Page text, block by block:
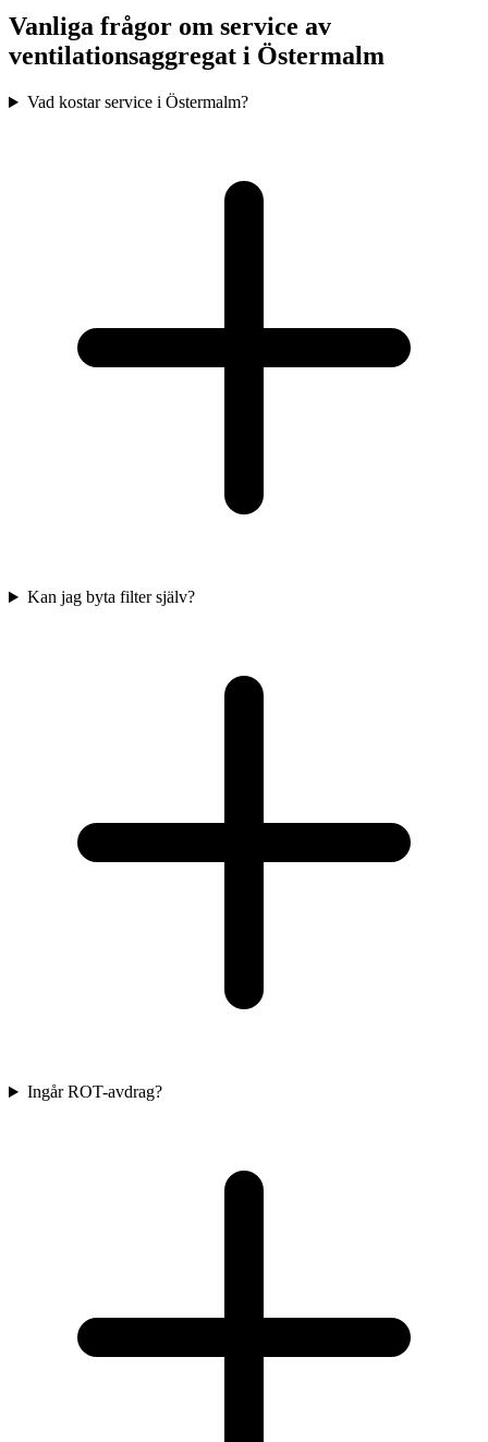
Vanliga frågor om service av
ventilationsaggregat i Östermalm
Vad kostar service i Östermalm?
Kan jag byta filter själv?
Ingår ROT-avdrag?